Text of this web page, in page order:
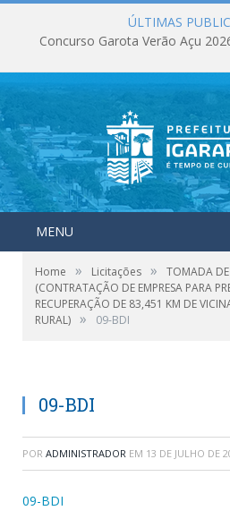
ÚLTIMAS
Concurso Garota Verão Açu
MENU
Home » Licitações »
TOMADA
(CONTRATAÇÃO DE EMPRESA PARA
RECUPERAÇÃO DE 83,451 KM DE
RURAL) » 09-BDI
09-BDI
POR ADMINISTRADOR EM 13 DE JULHO DE
09-BDI